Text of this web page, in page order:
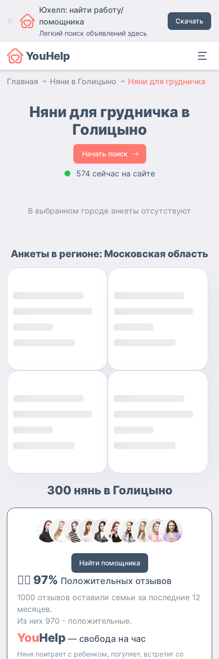
Юхелп: найти работу/
помощника
Легкий поиск объявлений здесь
Скачать
YouHelp
Главная Няни в Голицыно Няни для грудничка
Няни для грудничка в
Голицыно
Начать поиск
574 сейчас на сайте
В выбранном городе анкеты отсутствуют
Анкеты в регионе: Московская область
300 нянь в Голицыно
Найти помощника
👍🏻 97% Положительных отзывов
1000 отзывов оставили семьи за последние 12
месяцев.
Из них 970 - положительные.
YouHelp — свобода на час
Няня поиграет с ребенком, погуляет, встретит со